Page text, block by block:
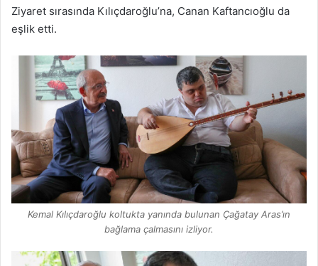
Ziyaret sırasında Kılıçdaroğlu’na, Canan Kaftancıoğlu da
eşlik etti.
Kemal Kılıçdaroğlu koltukta yanında bulunan Çağatay Aras’ın
bağlama çalmasını izliyor.